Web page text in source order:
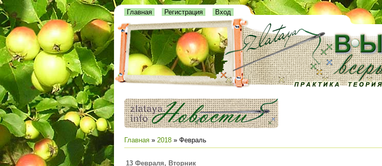
Главная Регистрация Вход
Главная » 2018 » Февраль
13 Февраля, Вторник